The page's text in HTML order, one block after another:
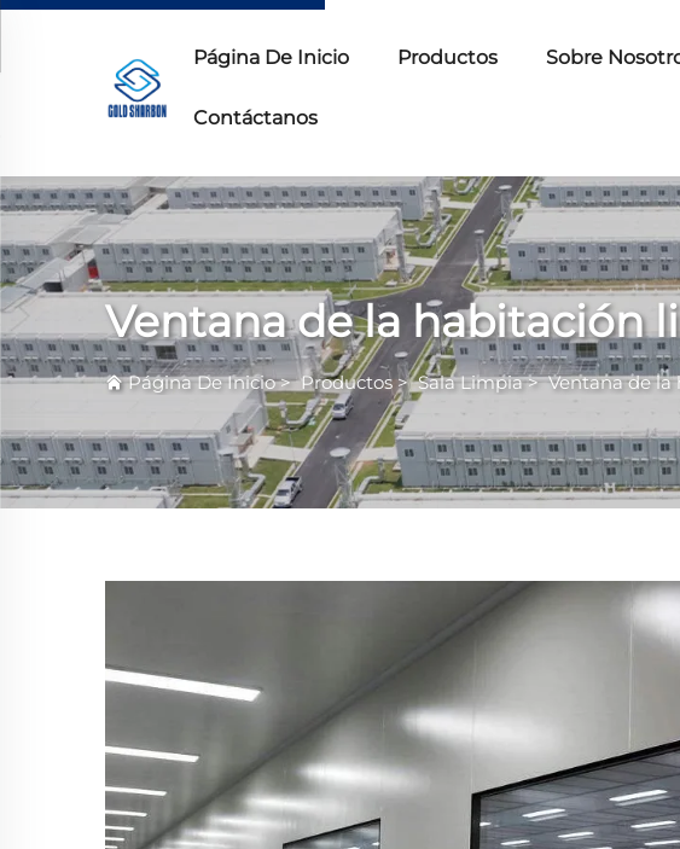
Página De Inicio Productos Sobre
Contáctanos
Ventana de la habitación
Página De Inicio>Productos>Sala Limpia>Ventana de